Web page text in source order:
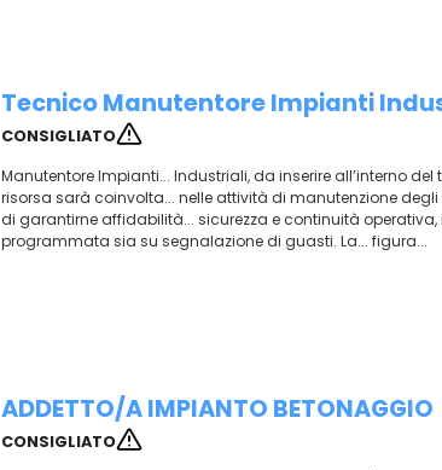
Tecnico Manutentore Impianti
CONSIGLIATO
Manutentore Impianti... Industriali, da inserire all’interno
risorsa sarà coinvolta... nelle attività di manutenzione
di garantirne affidabilità... sicurezza e continuità
programmata sia su segnalazione di guasti. La... figura...
ADDETTO/A IMPIANTO BETONAGGIO
CONSIGLIATO